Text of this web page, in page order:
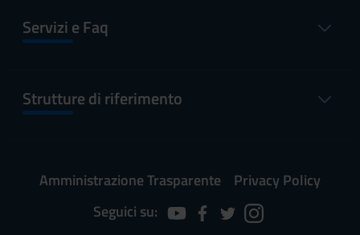
Servizi e Faq
Strutture di riferimento
Amministrazione Trasparente
Privacy Policy
Seguici su: